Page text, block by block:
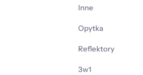
Inne
Opytka
Reflektory
3w1